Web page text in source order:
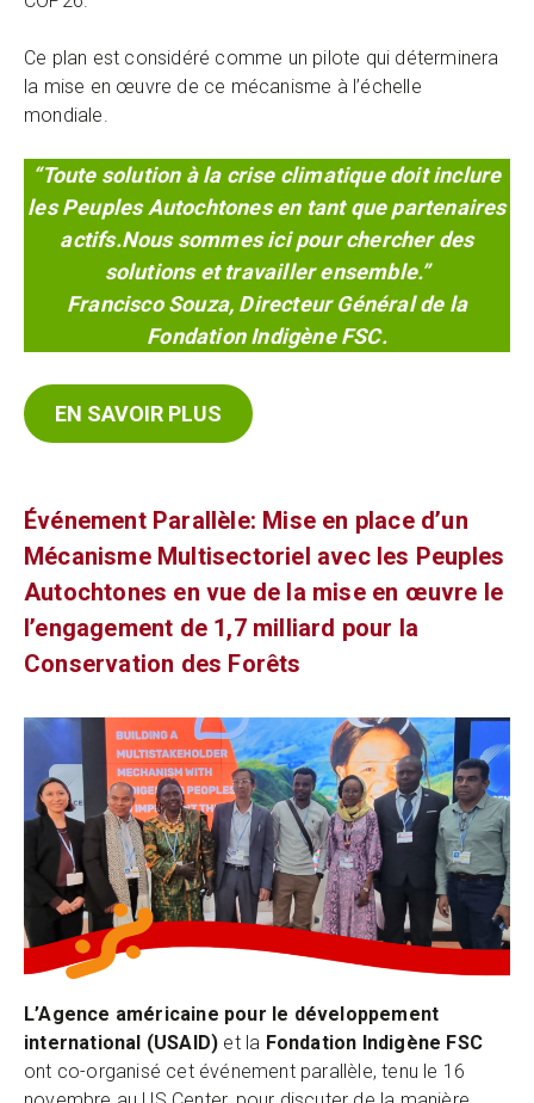
Ce plan est considéré comme un pilote qui déterminera
la mise en œuvre de ce mécanisme à l’échelle
mondiale.
“Toute solution à la crise climatique doit inclure
les Peuples Autochtones en tant que partenaires
actifs.Nous sommes ici pour chercher des
solutions et travailler ensemble.”
Francisco Souza, Directeur Général de la
Fondation Indigène FSC.
EN SAVOIR PLUS
Événement Parallèle: Mise en place d’un
Mécanisme Multisectoriel avec les Peuples
Autochtones en vue de la mise en œuvre le
l’engagement de 1,7 milliard pour la
Conservation des Forêts
L’Agence américaine pour le développement
international (USAID) et la Fondation Indigène FSC
ont co-organisé cet événement parallèle, tenu le 16